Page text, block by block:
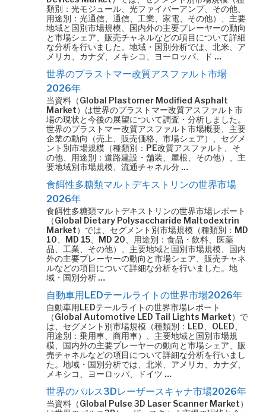
類別：光モジュール、光ファイバーアンプ、その他、
用途別：光通信、通信、工業、家電、その他）、主要
地域と国別市場規模、国内外の主要プレーヤーの動向
と市場シェア、販売チャネルなどの項目について詳細
な分析を行いました。地域・国別分析では、北米、ア
メリカ、カナダ、メキシコ、ヨーロッパ、ド …
世界のプラストマー改質アスファルト市場
2026年
当資料（Global Plastomer Modified Asphalt
Market）は世界のプラストマー改質アスファルト市
場の現状と今後の展望について調査・分析しました。
世界のプラストマー改質アスファルト市場概要、主要
企業の動向（売上、販売価格、市場シェア）、セグメ
ント別市場規模（種類別：PE改質アスファルト、そ
の他、用途別：道路建設・舗装、屋根、その他）、主
要地域別市場規模、流通チャネル分 …
食餌性多糖類マルトデキストリンの世界市場
2026年
食餌性多糖類マルトデキストリンの世界市場レポート
（Global Dietary Polysaccharide Maltodextrin
Market）では、セグメント別市場規模（種類別：MD
10、MD 15、MD 20、用途別：食品・飲料、医薬
品、工業、その他）、主要地域と国別市場規模、国内
外の主要プレーヤーの動向と市場シェア、販売チャネ
ルなどの項目について詳細な分析を行いました。地
域・国別分析 …
自動車用LEDテールライトの世界市場2026年
自動車用LEDテールライトの世界市場レポート
（Global Automotive LED Tail Lights Market）で
は、セグメント別市場規模（種類別：LED、OLED、
用途別：乗用車、商用車）、主要地域と国別市場規
模、国内外の主要プレーヤーの動向と市場シェア、販
売チャネルなどの項目について詳細な分析を行いまし
た。地域・国別分析では、北米、アメリカ、カナダ、
メキシコ、ヨーロッパ、ドイツ …
世界のパルス3Dレーザースキャナ市場2026年
当資料（Global Pulse 3D Laser Scanner Market）